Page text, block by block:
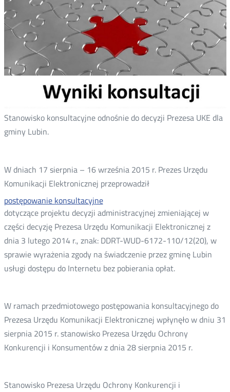
Stanowisko konsultacyjne odnośnie do decyzji Prezesa UKE dla
gminy Lubin.
W dniach 17 sierpnia – 16 września 2015 r. Prezes Urzędu
Komunikacji Elektronicznej przeprowadził
postępowanie konsultacyjne
dotyczące projektu decyzji administracyjnej zmieniającej w
części decyzję Prezesa Urzędu Komunikacji Elektronicznej z
dnia 3 lutego 2014 r., znak: DDRT-WUD-6172-110/12(20), w
sprawie wyrażenia zgody na świadczenie przez gminę Lubin
usługi dostępu do Internetu bez pobierania opłat.
W ramach przedmiotowego postępowania konsultacyjnego do
Prezesa Urzędu Komunikacji Elektronicznej wpłynęło w dniu 31
sierpnia 2015 r. stanowisko Prezesa Urzędu Ochrony
Konkurencji i Konsumentów z dnia 28 sierpnia 2015 r.
Stanowisko Prezesa Urzędu Ochrony Konkurencji i